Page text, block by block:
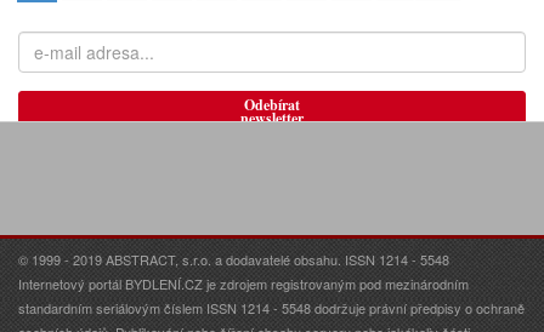
Odebírat
newsletter
© 1999 - 2019 ABSTRACT, s.r.o. a dodavatelé obsahu. ISSN 1214 - 5548
Internetový portál BYDLENÍ.CZ je zdrojem registrovaným pod mezinárodním
standardním seriálovým číslem ISSN 1214 - 5548 dodržuje právní předpisy o ochraně